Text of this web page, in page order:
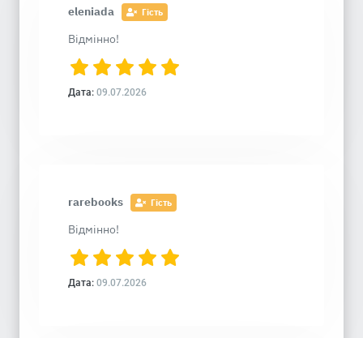
eleniada Гість
Відмінно!
Дата: 09.07.2026
rarebooks Гість
Відмінно!
Дата: 09.07.2026